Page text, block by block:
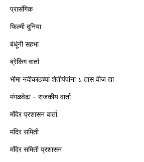
प्रासंगिक
फिल्मी दुनिया
बंधूंनी सहभा
ब्रेकिंग वार्ता
भीमा नदीकाठच्या शेतीपंपांना ८ तास वीज द्या
मंगळवेढा - राजकीय वार्ता
मंदिर प्रशासन वार्ता
मंदिर समिती
मंदिर समिती प्रशासन